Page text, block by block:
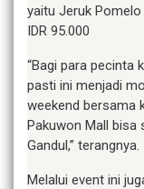
yaitu Jeruk
IDR 95.000
“Bagi para pecinta
pasti ini menjadi
weekend bersama
Pakuwon Mall bisa
Gandul,” terangnya.
Melalui event ini